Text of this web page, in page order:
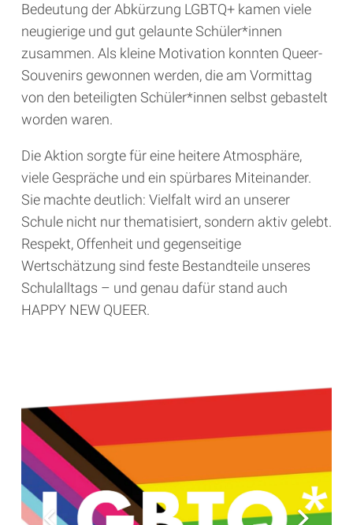
Bedeutung der Abkürzung LGBTQ+ kamen viele
neugierige und gut gelaunte Schüler*innen
zusammen. Als kleine Motivation konnten Queer-
Souvenirs gewonnen werden, die am Vormittag
von den beteiligten Schüler*innen selbst gebastelt
worden waren.
Die Aktion sorgte für eine heitere Atmosphäre,
viele Gespräche und ein spürbares Miteinander.
Sie machte deutlich: Vielfalt wird an unserer
Schule nicht nur thematisiert, sondern aktiv gelebt.
Respekt, Offenheit und gegenseitige
Wertschätzung sind feste Bestandteile unseres
Schulalltags – und genau dafür stand auch
HAPPY NEW QUEER.